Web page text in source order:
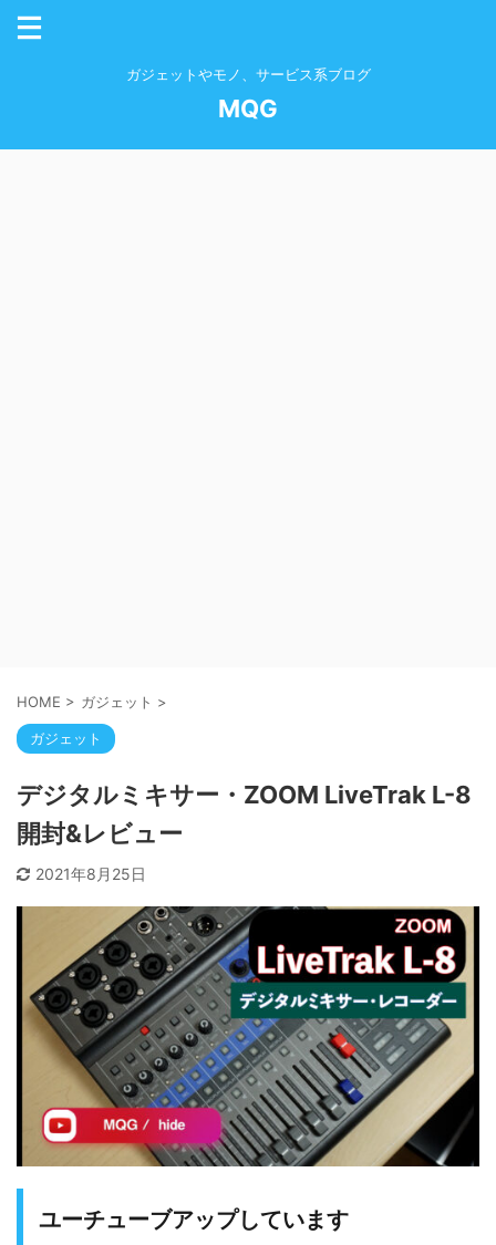
ガジェットやモノ、サービス系ブログ
MQG
HOME > ガジェット >
ガジェット
デジタルミキサー・ZOOM LiveTrak L-8
開封&レビュー
2021年8月25日
ユーチューブアップしています